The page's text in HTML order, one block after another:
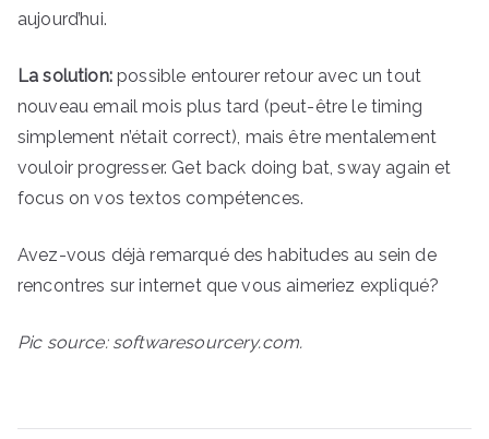
aujourd’hui.
La solution:possible entourer retour avec un tout
nouveau email mois plus tard (peut-être le timing
simplement n’était correct), mais être mentalement
vouloir progresser. Get back doing bat, sway again et
focus on vos textos compétences.
Avez-vous déjà remarqué des habitudes au sein de
rencontres sur internet que vous aimeriez expliqué?
Pic source: softwaresourcery.com.